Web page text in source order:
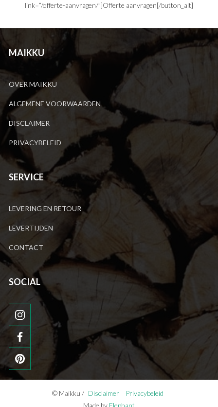
link=”/offerte-aanvragen/”]Offerte aanvragen[/button_alt]
MAIKKU
OVER MAIKKU
ALGEMENE VOORWAARDEN
DISCLAIMER
PRIVACYBELEID
SERVICE
LEVERING EN RETOUR
LEVERTIJDEN
CONTACT
SOCIAL
© Maikku / Disclaimer
Privacybeleid
Made by Elephant